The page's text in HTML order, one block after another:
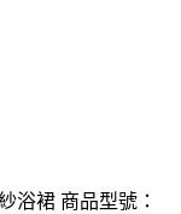
浴裙 商品型號：